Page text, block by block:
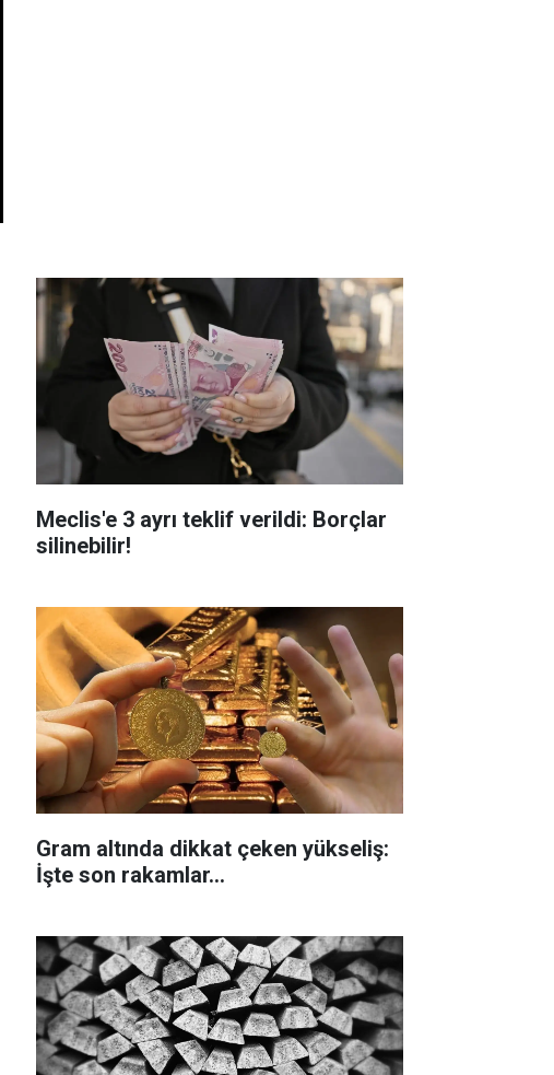
Meclis'e 3 ayrı teklif verildi: Borçlar
silinebilir!
Gram altında dikkat çeken yükseliş:
İşte son rakamlar...